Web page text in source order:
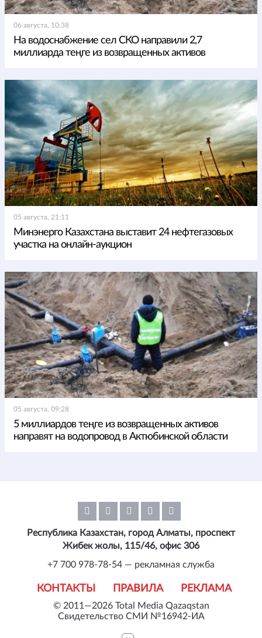
06 августа, 10:38
На водоснабжение сел СКО направили 2,7
миллиарда теңге из возвращенных активов
05 августа, 21:11
Минэнерго Казахстана выставит 24 нефтегазовых
участка на онлайн-аукцион
05 августа, 09:28
5 миллиардов теңге из возвращенных активов
направят на водопровод в Актюбинской области
© 2011—2026 Total Media Qazaqstan
Свидетельство СМИ №16942-ИА
КОНТАКТЫ ПРАВИЛА РЕКЛАМА
Республика Казахстан, город Алматы, проспект
Жибек жолы, 115/46, офис 306
+7 700 978-78-54 — рекламная служба